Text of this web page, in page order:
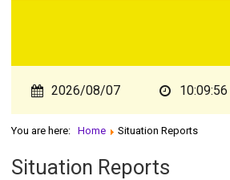
2026/08/07 10:09:56
You are here: Home Situation Reports
Situation Reports